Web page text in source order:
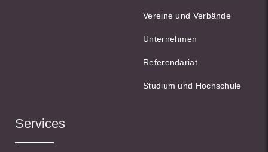
Vereine und Verbände
Unternehmen
Referendariat
Studium und Hochschule
Services